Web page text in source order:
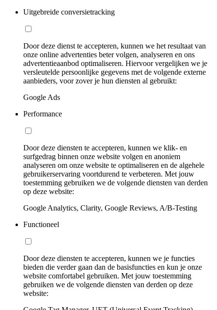
Uitgebreide conversietracking
Door deze dienst te accepteren, kunnen we het resultaat van
onze online advertenties beter volgen, analyseren en ons
advertentieaanbod optimaliseren. Hiervoor vergelijken we je
versleutelde persoonlijke gegevens met de volgende externe
aanbieders, voor zover je hun diensten al gebruikt:
Google Ads
Performance
Door deze diensten te accepteren, kunnen we klik- en
surfgedrag binnen onze website volgen en anoniem
analyseren om onze website te optimaliseren en de algehele
gebruikerservaring voortdurend te verbeteren. Met jouw
toestemming gebruiken we de volgende diensten van derden
op deze website:
Google Analytics, Clarity, Google Reviews, A/B-Testing
Functioneel
Door deze diensten te accepteren, kunnen we je functies
bieden die verder gaan dan de basisfuncties en kun je onze
website comfortabel gebruiken. Met jouw toestemming
gebruiken we de volgende diensten van derden op deze
website: